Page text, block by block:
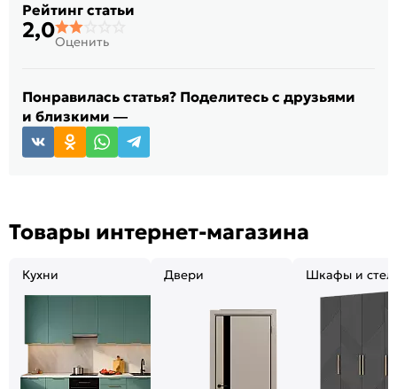
Рейтинг статьи
2,0Оценить
Понравилась статья? Поделитесь с друзьями
и близкими —
Товары интернет-магазина
Кухни Двери Шкафы и